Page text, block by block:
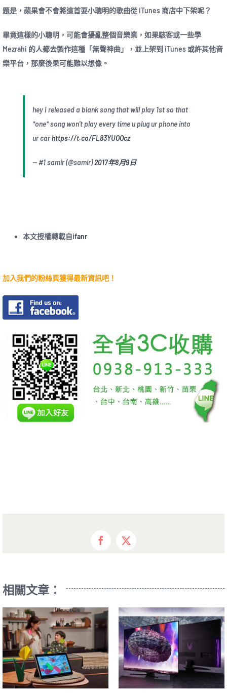
題是，蘋果會不會將這首耍小聰明的歌曲從 iTunes 商店中下架呢？
畢竟這樣的小聰明，可能會擾亂整個音樂業，如果駭客或一些學
Mezrahi 的人都去製作這種「無聲神曲」，並上架到 iTunes 或許其他音
樂平台，那麼後果可能難以想像。
hey I released a blank song that will play 1st so that
*one* song won’t play every time u plug ur phone into
ur carhttps://t.co/FL83YUOOcz
— #1 samir (@samir)2017年8月9日
本文授權轉載自ifanr
加入我們的粉絲頁獲得最新資訊吧！
Facebook
X
相關文章：